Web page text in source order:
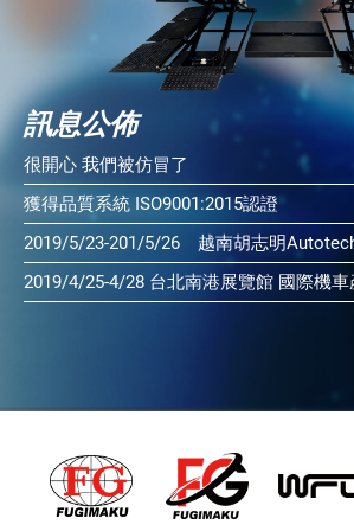
訊息公佈
很開心 我們被仿冒了
獲得品質系統 ISO9001:2015認證
2019/5/23-201/5/26 越南胡志明
2019/4/25-4/28 台北南港展覽館 國際機車